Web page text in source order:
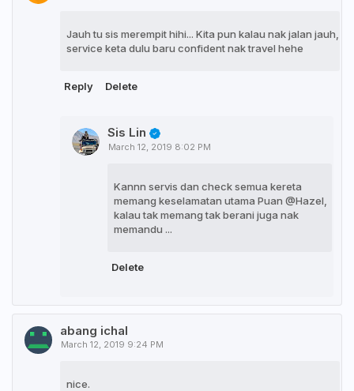
Jauh tu sis merempit hihi... Kita pun kalau nak jalan jauh,
service keta dulu baru confident nak travel hehe
Reply Delete
Sis Lin
March 12, 2019 8:02 PM
Kannn servis dan check semua kereta
memang keselamatan utama Puan @Hazel,
kalau tak memang tak berani juga nak
memandu ...
Delete
abang ichal
March 12, 2019 9:24 PM
nice.